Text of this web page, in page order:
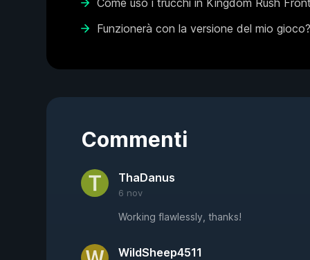
Come uso i trucchi in Kingdom Rush
Funzionerà con la versione del mio gioco?
Commenti
ThaDanus
6 nov
Working flawlessly, thanks!
WildSheep4511